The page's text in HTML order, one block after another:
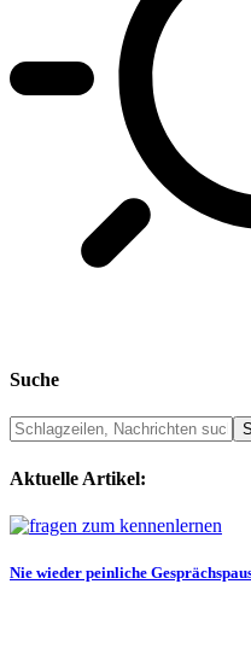
Suche
Aktuelle Artikel:
Nie wieder peinliche